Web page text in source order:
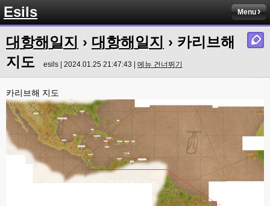
Esils Menu
대항해일지 › 대항해일지 › 카리브해
지도
esils | 2024.01.25 21:47:43 | 메뉴 건너뛰기
카리브해 지도
esils 00:16
채팅치믄 바로 반영 정상 ㅋ
고게임77 00:17
접속자는 ip당 1명인가 보네요. 다른 브로우저로 접속해도 3명인거보면
esils 00:17
esils 00:18
폰으로 접속해보니 3이 되는데
esils
나가도 3이네 하핫 ...
ㅋㅋㅋㅋㅋㅋㅋㅋ